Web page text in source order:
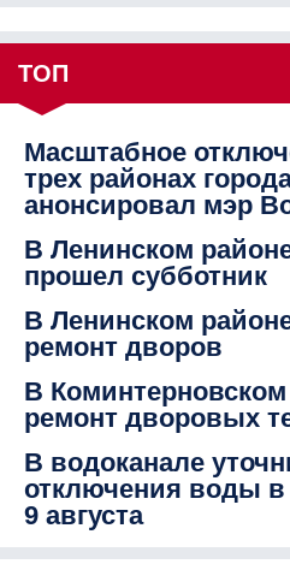
ТОП
Масштабное
трех районах
анонсировал мэр
В Ленинском
прошел субботник
В Ленинском
ремонт дворов
В
ремонт дворовых
В водоканале
отключения воды
9 августа